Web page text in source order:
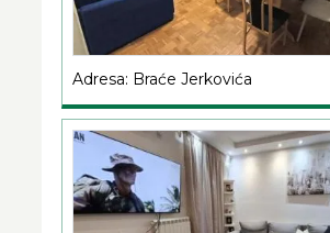
Adresa: Braće Jerkovića